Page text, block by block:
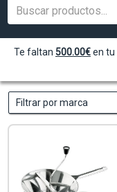
Te faltan 500.00€en tu
Filtrar por marca